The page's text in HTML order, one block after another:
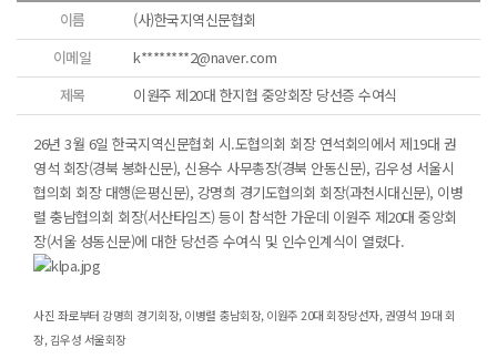
이름
(사)한국지역신문협회
이메일
k********2@naver.com
제목
이원주 제20대 한지협 중앙회장 당선증 수여식
26년 3월 6일 한국지역신문협회 시.도협의회 회장 연석회의에서 제19대 권
영석 회장(경북 봉화신문), 신용수 사무총장(경북 안동신문), 김우성 서울시
협의회 회장 대행(은평신문), 강명희 경기도협의회 회장(과천시대신문), 이병
렬 충남협의회 회장(서산타임즈) 등이 참석한 가운데 이원주 제20대 중앙회
장(서울 성동신문)에 대한 당선증 수여식 및 인수인계식이 열렸다.
사진 좌로부터 강명희 경기회장, 이병렬 충남회장, 이원주 20대 회장당선자, 권영석 19대 회
장, 김우성 서울회장